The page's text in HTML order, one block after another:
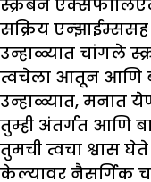
स्क्रबने
सक्रिय
उन्हाळ्यात चांगले
त्वचेला आतून आणि
उन्हाळ्यात, मनात
तुम्ही अंतर्गत आणि
तुमची त्वचा श्वास
केल्यावर नैसर्गिक